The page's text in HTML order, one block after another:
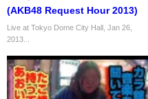
(AKB48 Request Hour 2013)
Live at Tokyo Dome City Hall, Jan 26,
2013...